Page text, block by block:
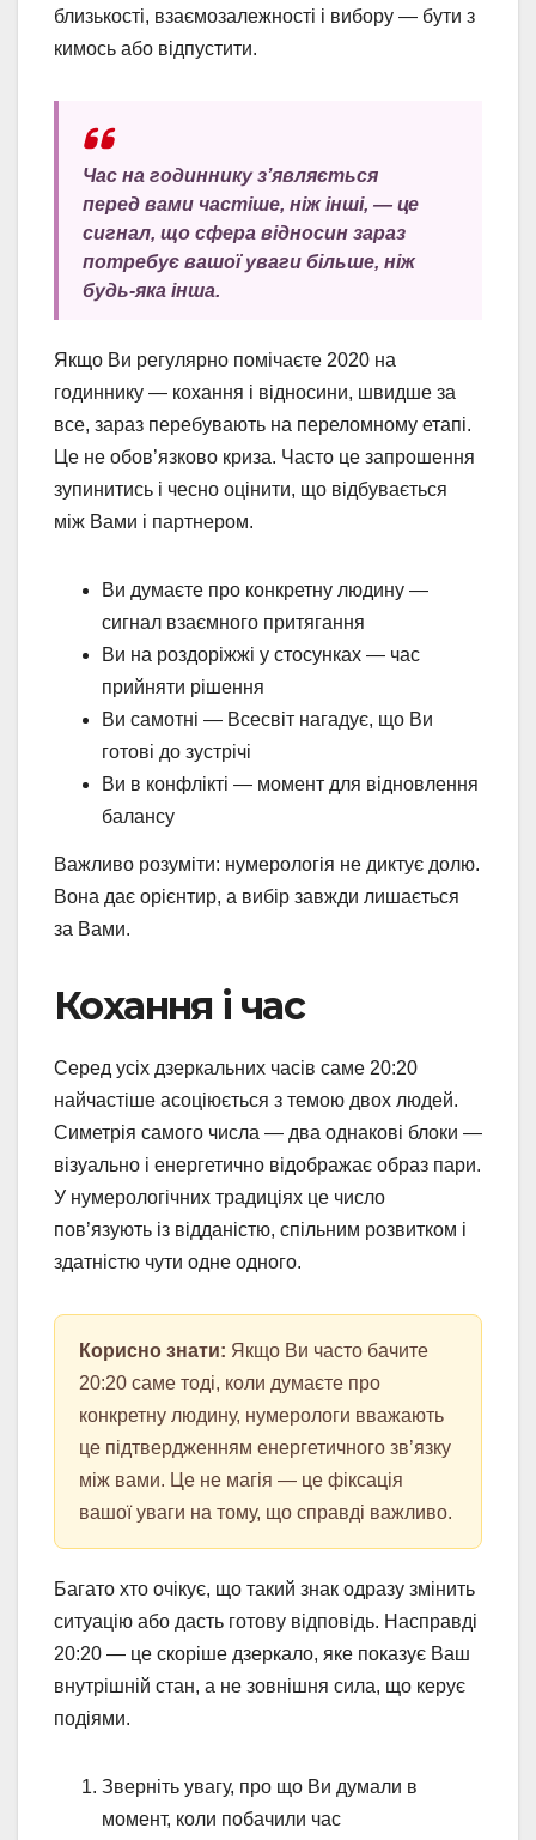
близькості, взаємозалежності і вибору — бути з
кимось або відпустити.
Час на годиннику з’являється
перед вами частіше, ніж інші, — це
сигнал, що сфера відносин зараз
потребує вашої уваги більше, ніж
будь-яка інша.
Якщо Ви регулярно помічаєте 2020 на
годиннику — кохання і відносини, швидше за
все, зараз перебувають на переломному етапі.
Це не обов’язково криза. Часто це запрошення
зупинитись і чесно оцінити, що відбувається
між Вами і партнером.
Ви думаєте про конкретну людину —
сигнал взаємного притягання
Ви на роздоріжжі у стосунках — час
прийняти рішення
Ви самотні — Всесвіт нагадує, що Ви
готові до зустрічі
Ви в конфлікті — момент для відновлення
балансу
Важливо розуміти: нумерологія не диктує долю.
Вона дає орієнтир, а вибір завжди лишається
за Вами.
Кохання і час
Серед усіх дзеркальних часів саме 20:20
найчастіше асоціюється з темою двох людей.
Симетрія самого числа — два однакові блоки —
візуально і енергетично відображає образ пари.
У нумерологічних традиціях це число
пов’язують із відданістю, спільним розвитком і
здатністю чути одне одного.
Корисно знати: Якщо Ви часто бачите
20:20 саме тоді, коли думаєте про
конкретну людину, нумерологи вважають
це підтвердженням енергетичного зв’язку
між вами. Це не магія — це фіксація
вашої уваги на тому, що справді важливо.
Багато хто очікує, що такий знак одразу змінить
ситуацію або дасть готову відповідь. Насправді
20:20 — це скоріше дзеркало, яке показує Ваш
внутрішній стан, а не зовнішня сила, що керує
подіями.
Зверніть увагу, про що Ви думали в
момент, коли побачили час